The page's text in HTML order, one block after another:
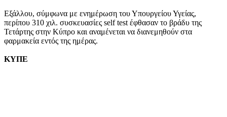
Εξάλλου, σύμφωνα με ενημέρωση του Υπουργείου Υγείας,
περίπου 310 χιλ. συσκευασίες self test έφθασαν το βράδυ της
Τετάρτης στην Κύπρο και αναμένεται να διανεμηθούν στα
φαρμακεία εντός της ημέρας.
ΚΥΠΕ